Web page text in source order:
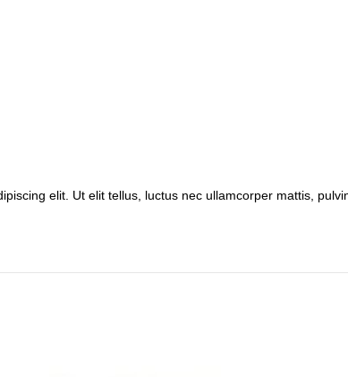
elit. Ut elit tellus, luctus nec ullamcorper mattis,